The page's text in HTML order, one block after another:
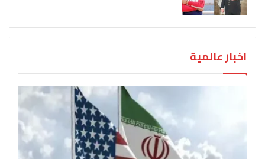
اخبار عالمية